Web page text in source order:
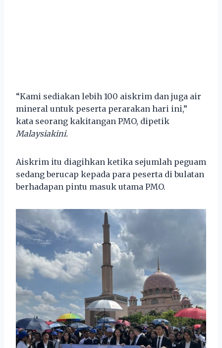
“Kami sediakan lebih 100 aiskrim dan juga air
mineral untuk peserta perarakan hari ini,”
kata seorang kakitangan PMO, dipetik
Malaysiakini.
Aiskrim itu diagihkan ketika sejumlah peguam
sedang berucap kepada para peserta di bulatan
berhadapan pintu masuk utama PMO.